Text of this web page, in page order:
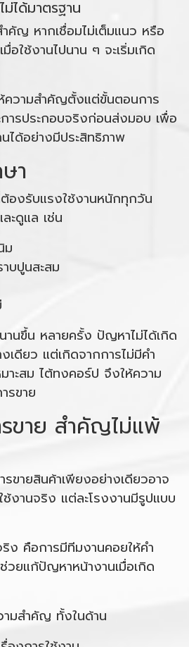
ได้มาตรฐาน
คัญ หากเชื่อมไม่เต็มแนว หรือ
อใช้งานไปนาน ๆ จะเริ่มเกิด
ความสำคัญตั้งแต่ขั้นตอนการ
ารประกอบจริงก่อนส่งมอบ เพื่อ
ได้อย่างมีประสิทธิภาพ
า
องรับแรงใช้งานหนักทุกวัน
ะดูแล เช่น
ม
บปูนสะสม
านขึ้น หลายครั้ง ปัญหาไม่ได้เกิด
เดียว แต่เกิดจากการไม่มีคำ
าะสม ไต้ทงคอร์ป จึงให้ความ
รขาย
ขาย สำคัญไม่แพ้
ขายสินค้าเพียงอย่างเดียวอาจ
ช้งานจริง แต่ละโรงงานมีรูปแบบ
คือการมีทีมงานคอยให้คำ
วยแก้ปัญหาหน้างานเมื่อเกิด
มสำคัญ ทั้งในด้าน